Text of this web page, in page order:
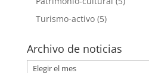
Turismo-activo(5)
Archivo de noticias
Archivo